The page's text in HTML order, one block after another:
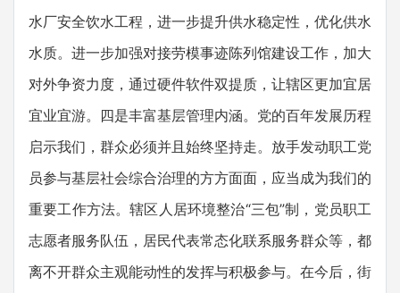
水厂安全饮水工程，进一步提升供水稳定性，优化供水
水质。进一步加强对接劳模事迹陈列馆建设工作，加大
对外争资力度，通过硬件软件双提质，让辖区更加宜居
宜业宜游。四是丰富基层管理内涵。党的百年发展历程
启示我们，群众必须并且始终坚持走。放手发动职工党
员参与基层社会综合治理的方方面面，应当成为我们的
重要工作方法。辖区人居环境整治“三包”制，党员职工
志愿者服务队伍，居民代表常态化联系服务群众等，都
离不开群众主观能动性的发挥与积极参与。在今后，街